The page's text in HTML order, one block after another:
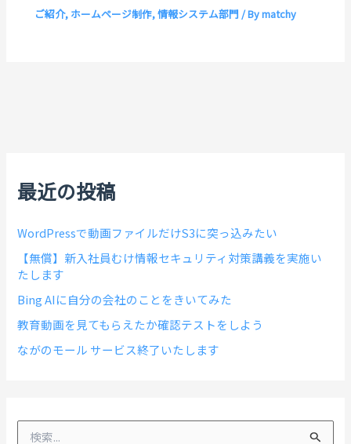
ご紹介, ホームページ制作,情報システム部門 / Bymatchy
最近の投稿
WordPressで動画ファイルだけS3に突っ込みたい
【無償】新入社員むけ情報セキュリティ対策講義を実施い
たします
Bing AIに自分の会社のことをきいてみた
教育動画を見てもらえたか確認テストをしよう
ながのモール サービス終了いたします